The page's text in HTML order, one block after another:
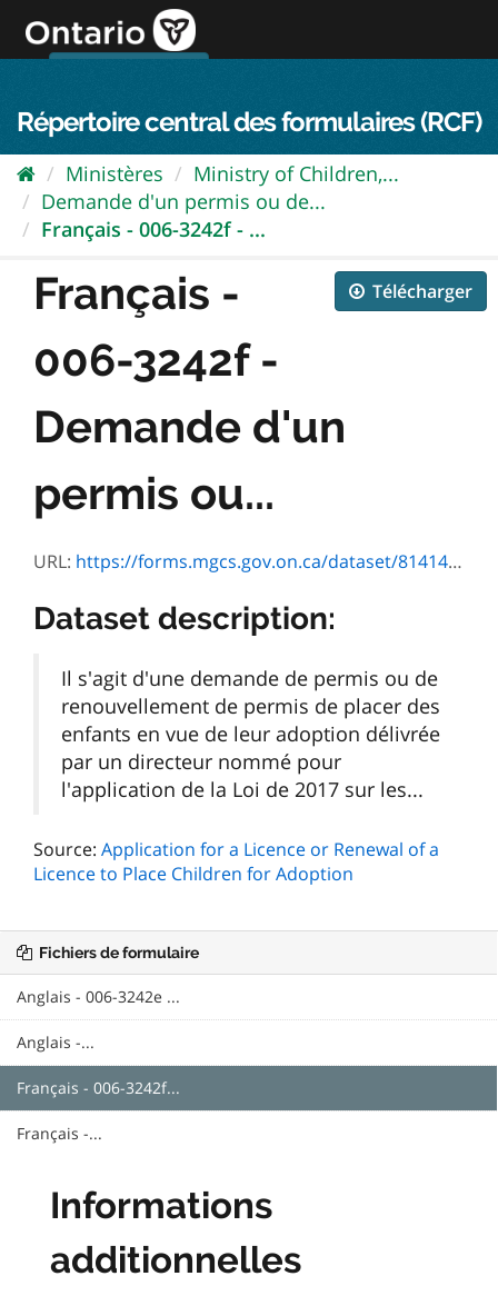
directement
au
Répertoire central des formulaires (RCF)
Ministères
Ministry of Children,...
Demande d'un permis ou de...
Français - 006-3242f - ...
Télécharger
Français -
006-3242f -
Demande d'un
permis ou...
URL: https://forms.mgcs.gov.on.ca/dataset/814146d0-a126-41c8-9309-f64db87389a8/resource/3976492b-fa80-4588-a1db-514eaec7f87c/download/3242f.pdf
Dataset description:
Il s'agit d'une demande de permis ou de
renouvellement de permis de placer des
enfants en vue de leur adoption délivrée
par un directeur nommé pour
l'application de la Loi de 2017 sur les...
Source: Application for a Licence or Renewal of a
Licence to Place Children for Adoption
Fichiers de formulaire
Anglais - 006-3242e ...
Anglais -...
Français - 006-3242f...
Français -...
Informations
additionnelles